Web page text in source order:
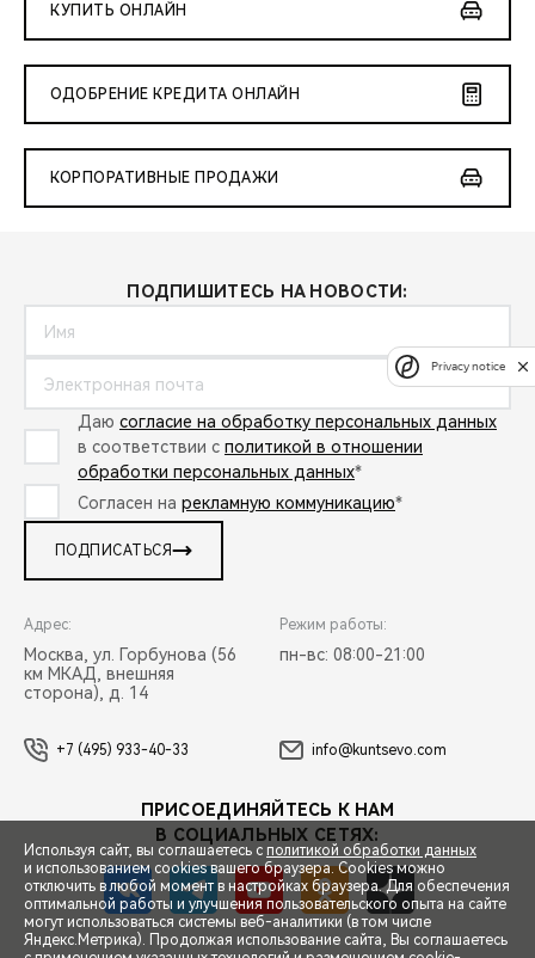
СПЕЦПРЕДЛОЖЕНИЯ
КУПИТЬ ОНЛАЙН
ОДОБРЕНИЕ КРЕДИТА ОНЛАЙН
КОРПОРАТИВНЫЕ ПРОДАЖИ
ПОДПИШИТЕСЬ НА НОВОСТИ:
Даю согласие на обработку персональных данных
в соответствии с политикой в отношении
обработки персональных данных*
Согласен на рекламную коммуникацию*
ПОДПИСАТЬСЯ
Адрес:
Москва, ул. Горбунова (56
км МКАД, внешняя
сторона), д. 14
Режим работы:
пн-вс: 08:00-21:00
+7 (495) 933-40-33 info@kuntsevo.com
ПРИСОЕДИНЯЙТЕСЬ К НАМ
В СОЦИАЛЬНЫХ СЕТЯХ:
Используя сайт, вы соглашаетесь с политикой обработки данных
и использованием cookies вашего браузера. Cookies можно
отключить в любой момент в настройках браузера. Для обеспечения
оптимальной работы и улучшения пользовательского опыта на сайте
могут использоваться системы веб-аналитики (в том числе
Яндекс.Метрика). Продолжая использование сайта, Вы соглашаетесь
Privacy notice